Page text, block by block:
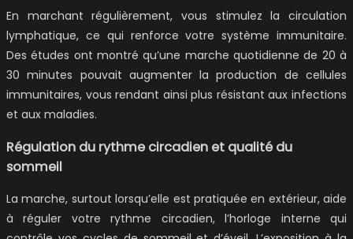
En marchant régulièrement, vous stimulez la circulation
lymphatique, ce qui renforce votre système immunitaire.
Des études ont montré qu’une marche quotidienne de 20 à
30 minutes pouvait augmenter la production de cellules
immunitaires, vous rendant ainsi plus résistant aux infections
et aux maladies.
Régulation du rythme circadien et qualité du
sommeil
La marche, surtout lorsqu’elle est pratiquée en extérieur, aide
à réguler votre rythme circadien, l’horloge interne qui